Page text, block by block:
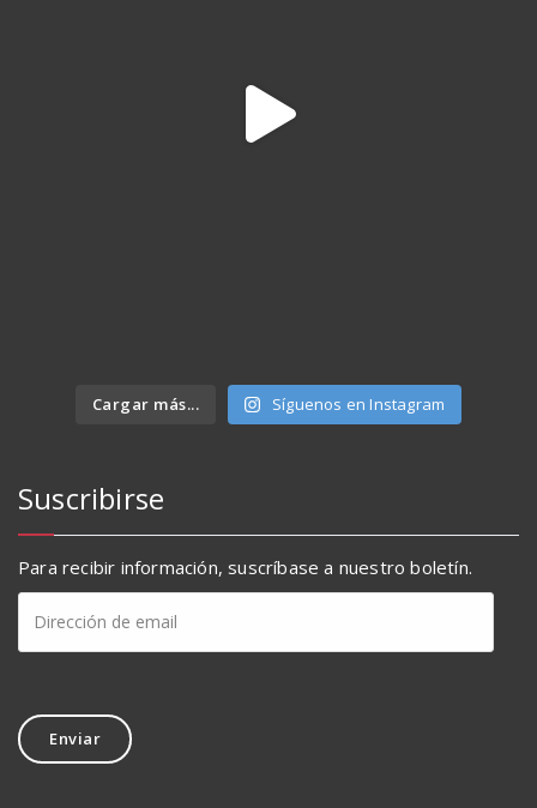
Cargar más... Síguenos en Instagram
Suscribirse
Para recibir información, suscríbase a nuestro boletín.